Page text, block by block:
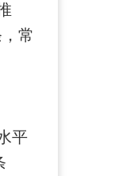
常
平